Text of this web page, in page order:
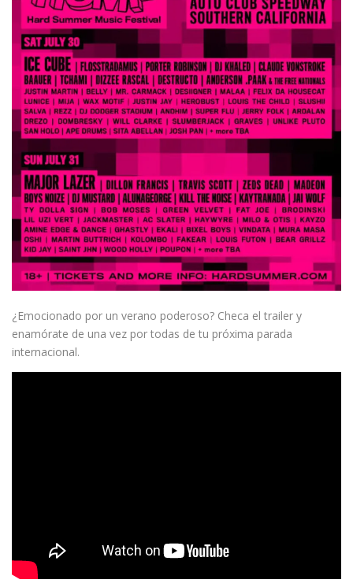
¿Emocionado por un verano poderoso? Checa el trailer y
enamórate de una vez por todas de tu próxima parada
internacional.